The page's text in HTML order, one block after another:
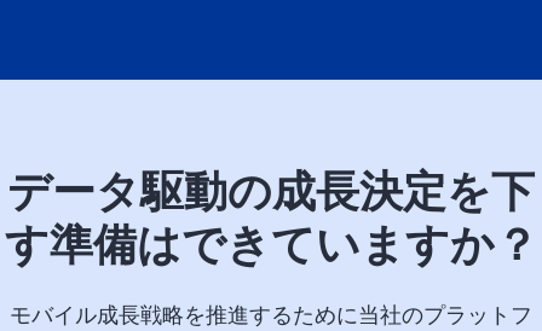
データ駆動の成長決定を下
す準備はできていますか？
モバイル成長戦略を推進するために当社のプラットフ